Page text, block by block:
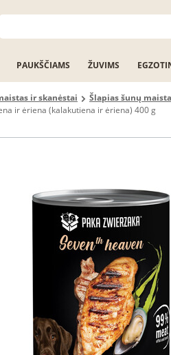
PAUKŠČIAMS ŽUVIMS
ir skanėstai
Šlapias šunų
ir ėriena (kalakutiena ir ėriena) 400 g